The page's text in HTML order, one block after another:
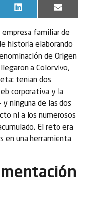
LinkedIn Email
empresa familiar de
historia elaborando
de Origen
a Colorvivo,
tenían dos
corporativa y la
ninguna de las dos
ni a los numerosos
El reto era
en una herramienta